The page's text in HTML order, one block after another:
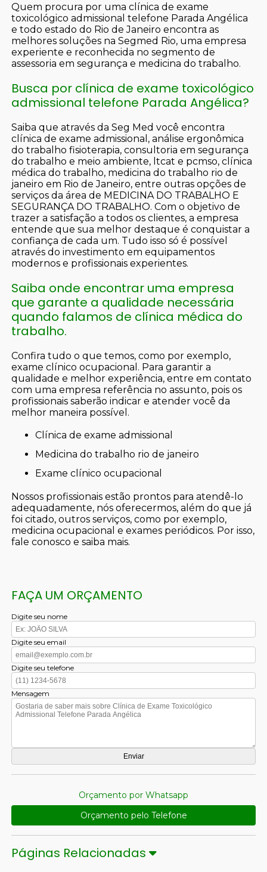
Quem procura por uma clínica de exame
toxicológico admissional telefone Parada Angélica
e todo estado do Rio de Janeiro encontra as
melhores soluções na Segmed Rio, uma empresa
experiente e reconhecida no segmento de
assessoria em segurança e medicina do trabalho.
Busca por clínica de exame toxicológico
admissional telefone Parada Angélica?
Saiba que através da Seg Med você encontra
clínica de exame admissional, análise ergonômica
do trabalho fisioterapia, consultoria em segurança
do trabalho e meio ambiente, ltcat e pcmso, clínica
médica do trabalho, medicina do trabalho rio de
janeiro em Rio de Janeiro, entre outras opções de
serviços da área de MEDICINA DO TRABALHO E
SEGURANÇA DO TRABALHO. Com o objetivo de
trazer a satisfação a todos os clientes, a empresa
entende que sua melhor destaque é conquistar a
confiança de cada um. Tudo isso só é possível
através do investimento em equipamentos
modernos e profissionais experientes.
Saiba onde encontrar uma empresa
que garante a qualidade necessária
quando falamos de clínica médica do
trabalho.
Confira tudo o que temos, como por exemplo,
exame clínico ocupacional. Para garantir a
qualidade e melhor experiência, entre em contato
com uma empresa referência no assunto, pois os
profissionais saberão indicar e atender você da
melhor maneira possível.
clínica de exame admissional
medicina do trabalho rio de janeiro
exame clínico ocupacional
Nossos profissionais estão prontos para atendê-lo
adequadamente, nós oferecermos, além do que já
foi citado, outros serviços, como por exemplo,
medicina ocupacional e exames periódicos. Por isso,
fale conosco e saiba mais.
FAÇA UM ORÇAMENTO
Digite seu nome
Digite seu email
Digite seu telefone
Mensagem
Orçamento por Whatsapp
Orçamento pelo Telefone
Páginas Relacionadas